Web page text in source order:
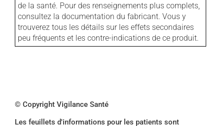
de la santé. Pour des renseignements plus complets,
consultez la documentation du fabricant. Vous y
trouverez tous les détails sur les effets secondaires
peu fréquents et les contre-indications de ce produit.
© Copyright Vigilance Santé
Les feuillets d'informations pour les patients sont